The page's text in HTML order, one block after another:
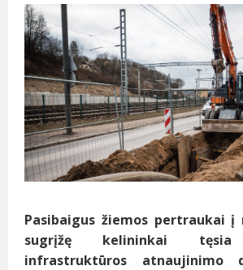
Pasibaigus žiemos pertraukai
sugrįžę kelininkai tęsia
infrastruktūros atnaujinimo